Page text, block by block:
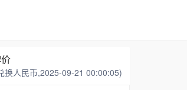
换人民币,2025-09-21 00:00:05)